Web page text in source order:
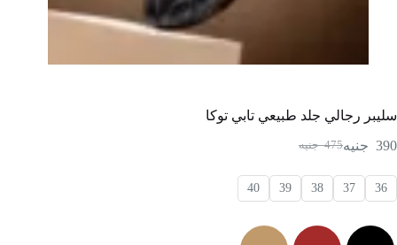
سليبر رجالي جلد طبيعي تابي توكا
475 جنيه 390 جنيه
36
37
38
39
40